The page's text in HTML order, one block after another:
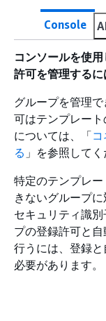
Console
コンソールを使
許可を管理するに
グループを管理
可はテンプレー
については、「
る 」を参照してく
特定のテンプレ
きないグループ
セキュリティ識
プの登録許可と
行うには、登録
必要があります。